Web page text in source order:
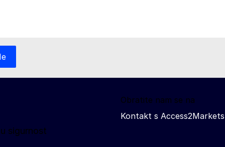
sigurnost
Obratite nam se na
Kontakt s Access2Markets